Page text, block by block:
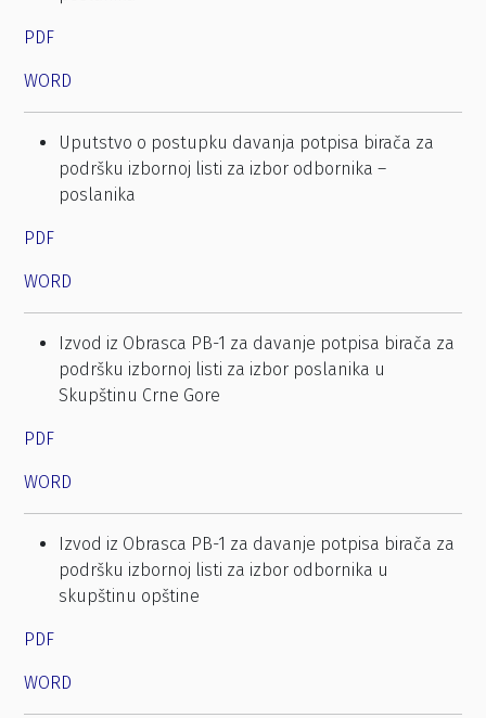
PDF
WORD
Uputstvo o postupku davanja potpisa birača za
podršku izbornoj listi za izbor odbornika –
poslanika
PDF
WORD
Izvod iz Obrasca PB-1 za davanje potpisa birača za
podršku izbornoj listi za izbor poslanika u
Skupštinu Crne Gore
PDF
WORD
Izvod iz Obrasca PB-1 za davanje potpisa birača za
podršku izbornoj listi za izbor odbornika u
skupštinu opštine
PDF
WORD